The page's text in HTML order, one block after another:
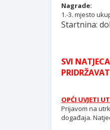
Nagrade:
1.-3. mjesto
Startnina:
SVI
OPĆI UVJETI
Prijavom na
događaja.